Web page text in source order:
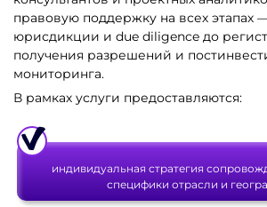
правовую поддержку на всех этапах
юрисдикции и due diligence до
получения разрешений и
мониторинга.
В рамках услуги предоставляются:
индивидуальная стратегия
специфики отрасли и